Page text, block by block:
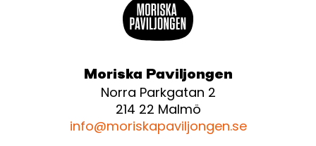
Moriska Paviljongen
Norra Parkgatan 2
214 22 Malmö
info@moriskapaviljongen.se